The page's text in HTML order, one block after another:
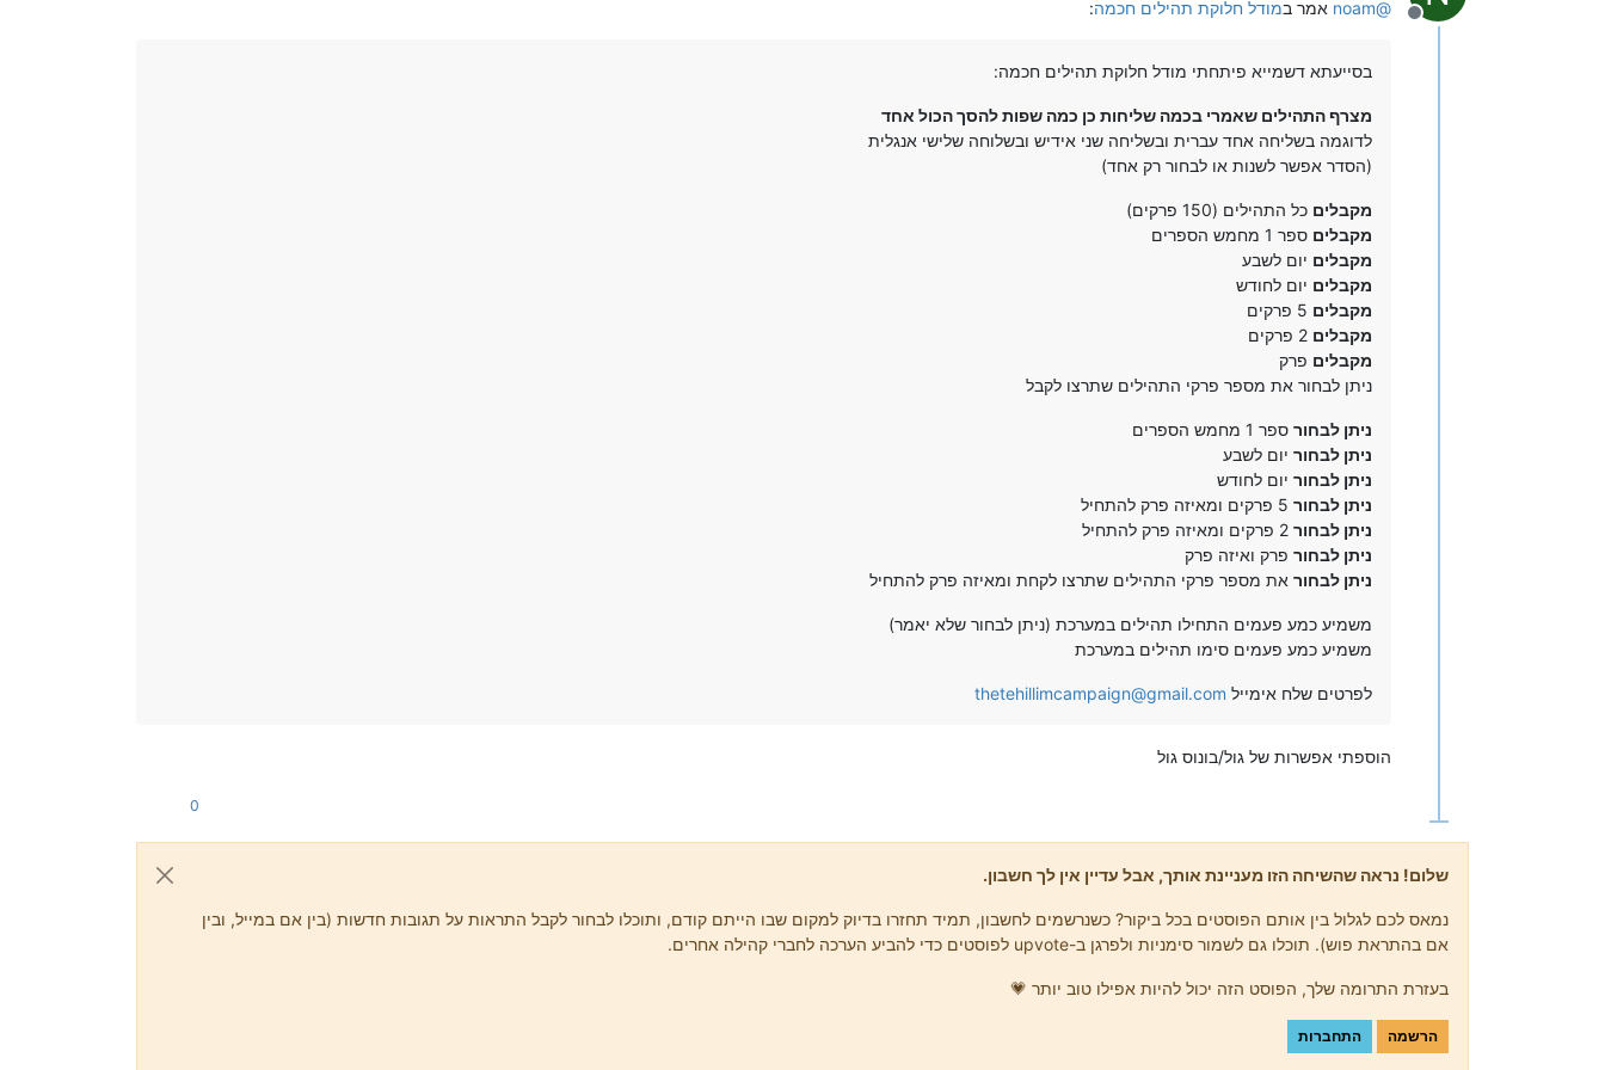
מנותק
@
noam אמר במודל חלוקת תהילים חכמה:
בסייעתא דשמייא פיתחתי מודל חלוקת תהילים חכמה:
מצרף התהילים שאמרי בכמה שליחות כן כמה שפות להסך הכול אחד
לדוגמה בשליחה אחד עברית ובשליחה שני אידיש ובשלוחה שלישי אנגלית
(הסדר אפשר לשנות או לבחור רק אחד)
מקבלים כל התהילים (150 פרקים)
מקבלים ספר 1 מחמש הספרים
מקבלים יום לשבע
מקבלים יום לחודש
מקבלים
מקבלים
מקבלים פרק
ניתן לבחור את מספר פרקי התהילים שתרצו לקבל
ניתן לבחור ספר 1 מחמש הספרים
ניתן לבחור יום לשבע
ניתן לבחור יום לחודש
ניתן לבחור
ניתן לבחור
ניתן לבחור פרק ואיזה פרק
ניתן לבחור את מספר פרקי התהילים שתרצו לקחת ומאיזה פרק להתחיל
משמיע כמע פעמים התחילו תהילים במערכת (ניתן לבחור שלא יאמר)
משמיע כמע פעמים סימו תהילים במערכת
לפרטים שלח אימייל thetehillimcampaign@gmail.com
הוספתי אפשרות של גול/בונוס גול
0
שלום! נראה שהשיחה הזו מעניינת אותך, אבל עדיין אין לך חשבון.
נמאס לכם לגלול בין אותם הפוסטים בכל ביקור? כשנרשמים לחשבון, תמיד תחזרו בדיוק למקום שבו הייתם קודם, ותוכלו לבחור לקבל התראות על תגובות חדשות (בין אם במייל, ובין
אם בהתראת פוש). תוכלו גם לשמור סימניות ולפרגן ב-upvote לפוסטים כדי להביע הערכה לחברי קהילה אחרים.
בעזרת התרומה שלך, הפוסט הזה יכול להיות אפילו טוב יותר 💗
הרשמה התחברות